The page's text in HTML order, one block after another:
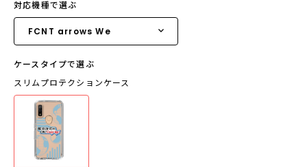
対応機種で選ぶ
ケースタイプで選ぶ
スリムプロテクションケース